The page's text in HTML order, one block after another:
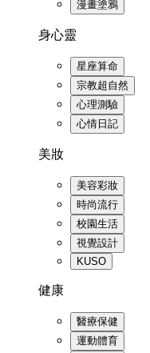
漫畫塗鴉
身心靈
星座算命
宗教超自然
心理測驗
心情日記
美妝
美容彩妝
時尚流行
校園生活
視覺設計
KUSO
健康
醫療保健
運動體育